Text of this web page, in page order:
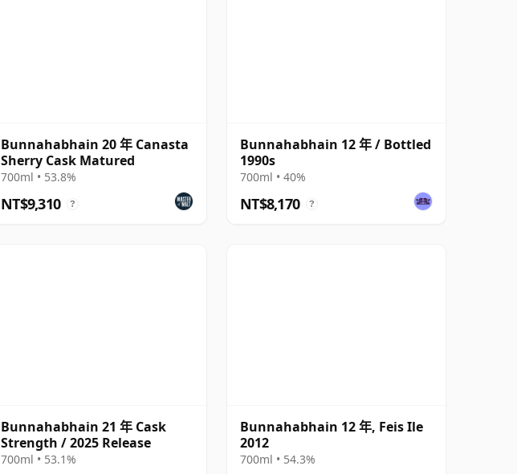
Bunnahabhain 20 年 Canasta
Sherry Cask Matured
700ml • 53.8%
NT$9,310 ?
Bunnahabhain 12 年 / Bottled
1990s
700ml • 40%
NT$8,170 ?
Bunnahabhain 21 年 Cask
Strength / 2025 Release
700ml • 53.1%
Bunnahabhain 12 年, Feis Ile
2012
700ml • 54.3%